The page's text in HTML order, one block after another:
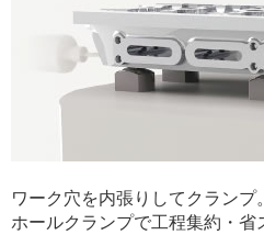
ワーク穴を内張りしてクランプ。
ホールクランプで工程集約・省